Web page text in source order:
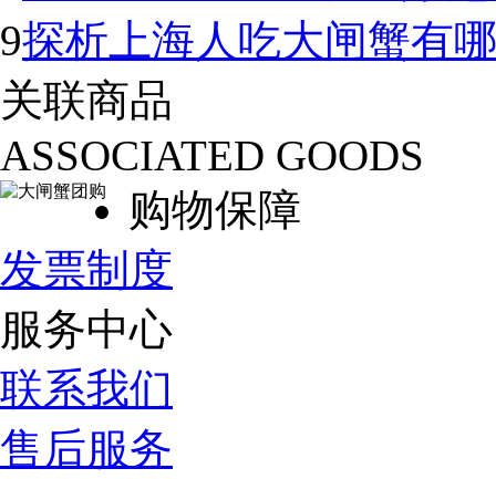
9探析上海人吃大闸蟹有
关联商品
ASSOCIATED GOODS
购物保障
发票制度
服务中心
联系我们
售后服务